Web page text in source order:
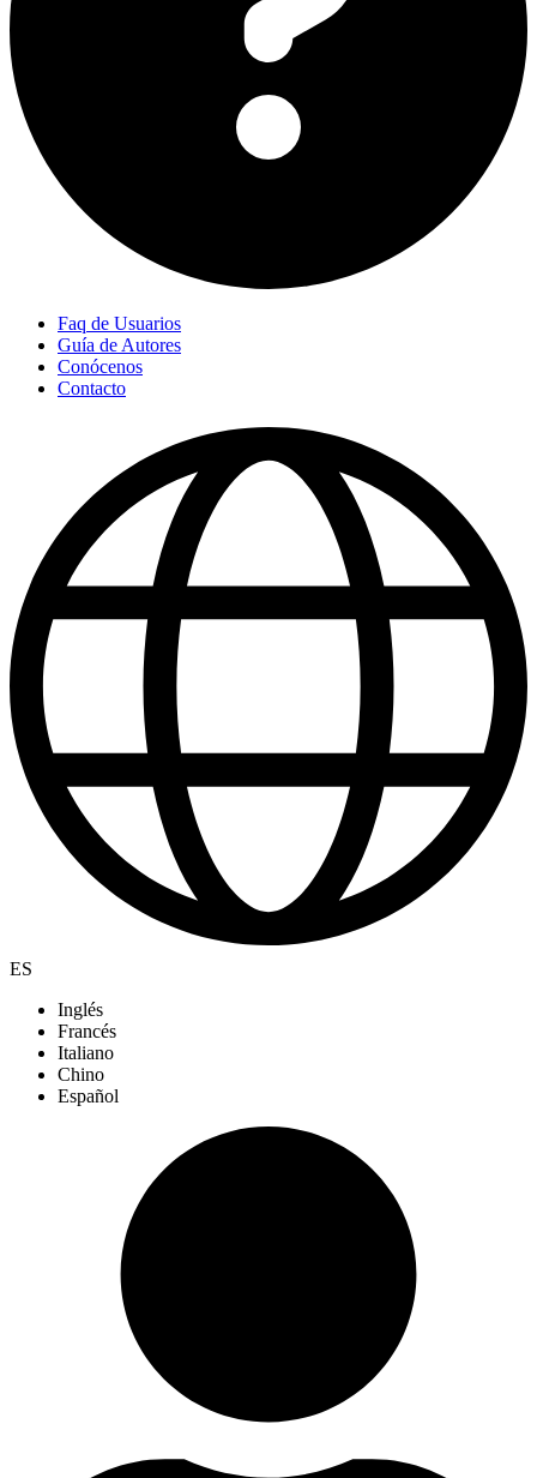
Faq de Usuarios
Guía de Autores
Conócenos
Contacto
ES
Inglés
Francés
Italiano
Chino
Español